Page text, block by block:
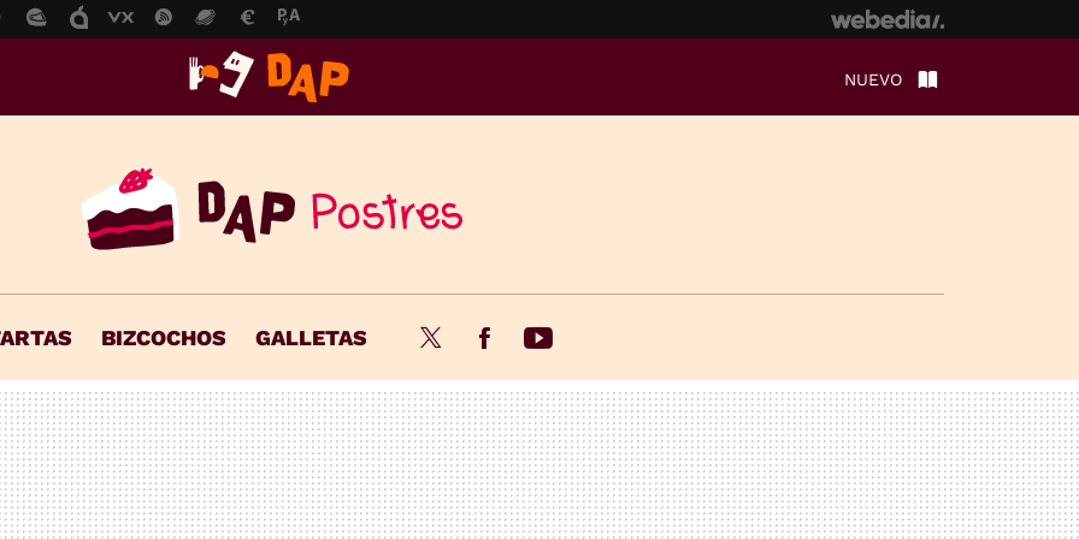
NUEVO
BIZCOCHOS GALLETAS Twitter Facebook